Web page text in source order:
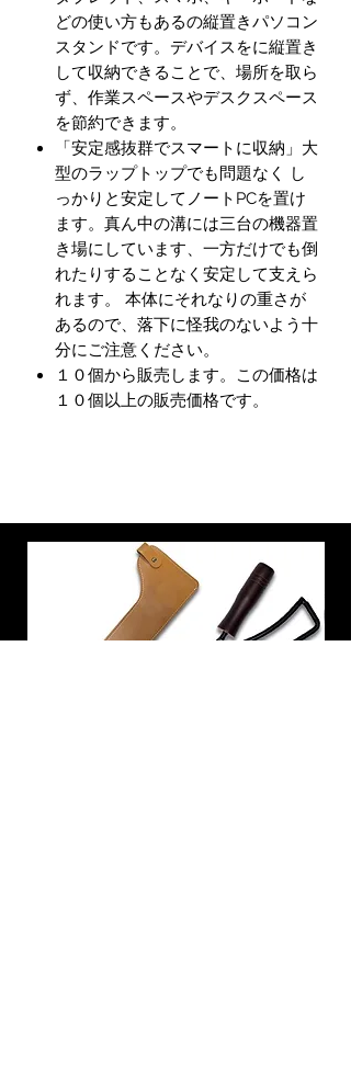
どの使い方もあるの縦置きパソコン
スタンドです。デバイスをに縦置き
して収納できることで、場所を取ら
ず、作業スペースやデスクスペース
を節約できます。
「安定感抜群でスマートに収納」大
型のラップトップでも問題なく し
っかりと安定してノートPCを置け
ます。真ん中の溝には三台の機器置
き場にしています、一方だけでも倒
れたりすることなく安定して支えら
れます。 本体にそれなりの重さが
あるので、落下に怪我のないよう十
分にご注意ください。
１０個から販売します。この価格は
１０個以上の販売価格です。